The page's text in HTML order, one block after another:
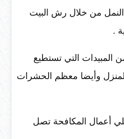
من خلال رش البيت
.
المبيدات التي تستطيع
وأيضا معظم الحشرات
أعمال المكافحة تصل